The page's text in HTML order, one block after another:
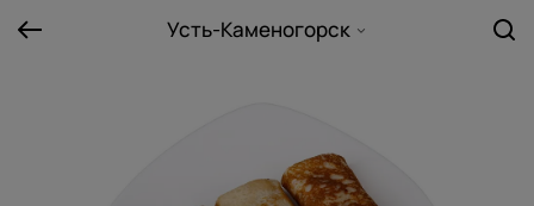
Усть-Каменогорск